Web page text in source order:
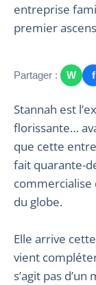
entreprise
premier
Partager : W f
Stannah est l’exemple même d’une silver économie
florissante…
que cette
fait quarante-
commercialise
du globe.
Elle arrive
vient
s’agit pas